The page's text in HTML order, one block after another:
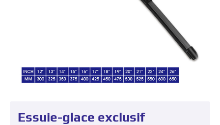
Essuie-glace exclusif